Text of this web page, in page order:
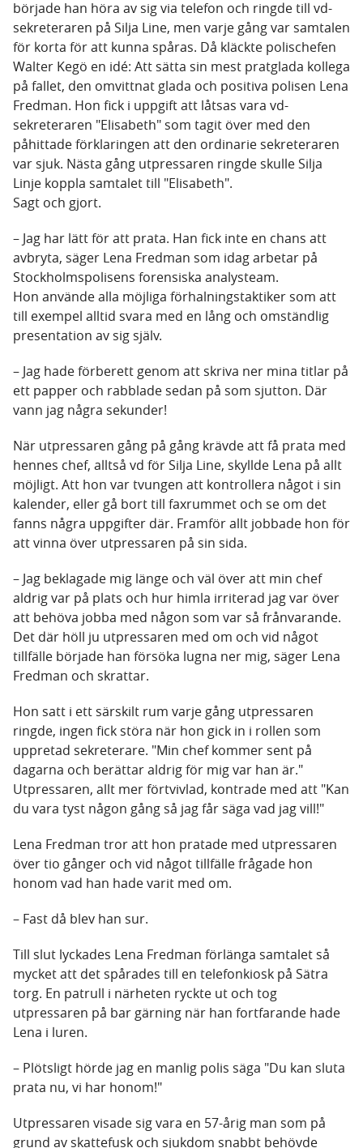
började han höra av sig via telefon och ringde till vd-
sekreteraren på Silja Line, men varje gång var samtalen
för korta för att kunna spåras. Då kläckte polischefen
Walter Kegö en idé: Att sätta sin mest pratglada kollega
på fallet, den omvittnat glada och positiva polisen Lena
Fredman. Hon fick i uppgift att låtsas vara vd-
sekreteraren "Elisabeth" som tagit över med den
påhittade förklaringen att den ordinarie sekreteraren
var sjuk. Nästa gång utpressaren ringde skulle Silja
Linje koppla samtalet till "Elisabeth".
Sagt och gjort.
– Jag har lätt för att prata. Han fick inte en chans att
avbryta, säger Lena Fredman som idag arbetar på
Stockholmspolisens forensiska analysteam.
Hon använde alla möjliga förhalningstaktiker som att
till exempel alltid svara med en lång och omständlig
presentation av sig själv.
– Jag hade förberett genom att skriva ner mina titlar på
ett papper och rabblade sedan på som sjutton. Där
vann jag några sekunder!
När utpressaren gång på gång krävde att få prata med
hennes chef, alltså vd för Silja Line, skyllde Lena på allt
möjligt. Att hon var tvungen att kontrollera något i sin
kalender, eller gå bort till faxrummet och se om det
fanns några uppgifter där. Framför allt jobbade hon för
att vinna över utpressaren på sin sida.
– Jag beklagade mig länge och väl över att min chef
aldrig var på plats och hur himla irriterad jag var över
att behöva jobba med någon som var så frånvarande.
Det där höll ju utpressaren med om och vid något
tillfälle började han försöka lugna ner mig, säger Lena
Fredman och skrattar.
Hon satt i ett särskilt rum varje gång utpressaren
ringde, ingen fick störa när hon gick in i rollen som
uppretad sekreterare. "Min chef kommer sent på
dagarna och berättar aldrig för mig var han är."
Utpressaren, allt mer förtvivlad, kontrade med att "Kan
du vara tyst någon gång så jag får säga vad jag vill!"
Lena Fredman tror att hon pratade med utpressaren
över tio gånger och vid något tillfälle frågade hon
honom vad han hade varit med om.
– Fast då blev han sur.
Till slut lyckades Lena Fredman förlänga samtalet så
mycket att det spårades till en telefonkiosk på Sätra
torg. En patrull i närheten ryckte ut och tog
utpressaren på bar gärning när han fortfarande hade
Lena i luren.
– Plötsligt hörde jag en manlig polis säga "Du kan sluta
prata nu, vi har honom!"
Utpressaren visade sig vara en 57-årig man som på
grund av skattefusk och sjukdom snabbt behövde